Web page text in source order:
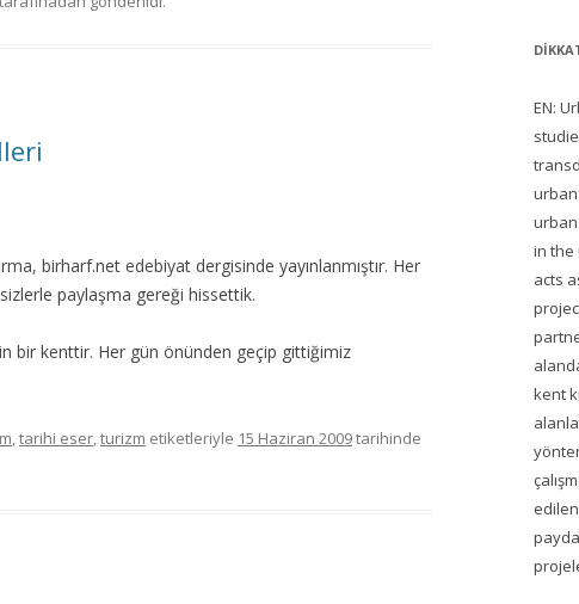
birharf.net edebiyat dergisinde yayınlanmıştır. Her
paylaşma gereği hissettik.
bir kenttir. Her gün önünden geçip gittiğimiz
,tarihi eser,turizm etiketleriyle 15 Haziran 2009tarihinde
EN:
in the
acts
kent